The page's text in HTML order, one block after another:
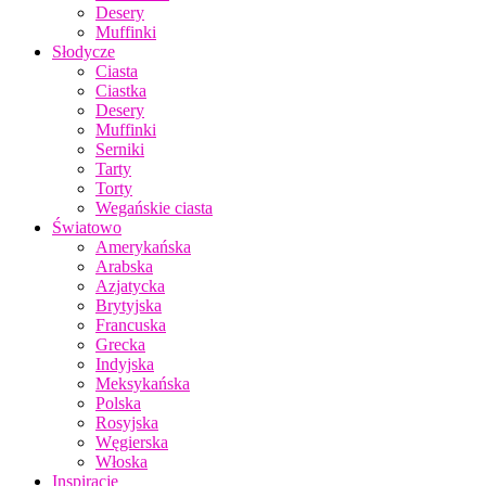
Desery
Muffinki
Słodycze
Ciasta
Ciastka
Desery
Muffinki
Serniki
Tarty
Torty
Wegańskie ciasta
Światowo
Amerykańska
Arabska
Azjatycka
Brytyjska
Francuska
Grecka
Indyjska
Meksykańska
Polska
Rosyjska
Węgierska
Włoska
Inspiracje